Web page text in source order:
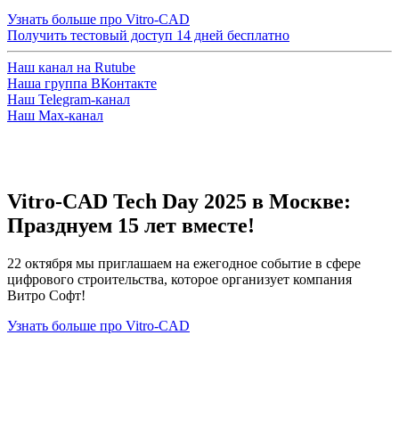
Узнать больше про Vitro-CAD
Получить тестовый доступ 14 дней бесплатно
Наш канал на Rutube
Наша группа ВКонтакте
Наш Telegram-канал
Наш Max-канал
Vitro-CAD Tech Day 2025 в Москве:
Празднуем 15 лет вместе!
22 октября мы приглашаем на ежегодное событие в сфере
цифрового строительства, которое организует компания
Витро Софт!
Узнать больше про Vitro-CAD